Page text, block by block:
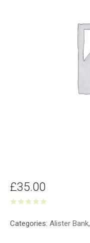
£35.00
Categories: Alister Bank,